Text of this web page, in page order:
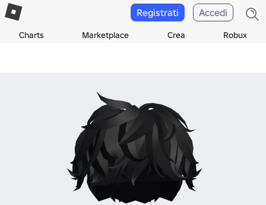
Charts Marketplace Crea Robux
Registrati Accedi